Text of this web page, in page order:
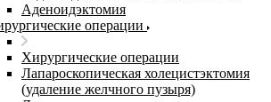
Аденоидэктомия
операции
Хирургические операции
Лапароскопическая холецистэктомия
(удаление желчного пузыря)